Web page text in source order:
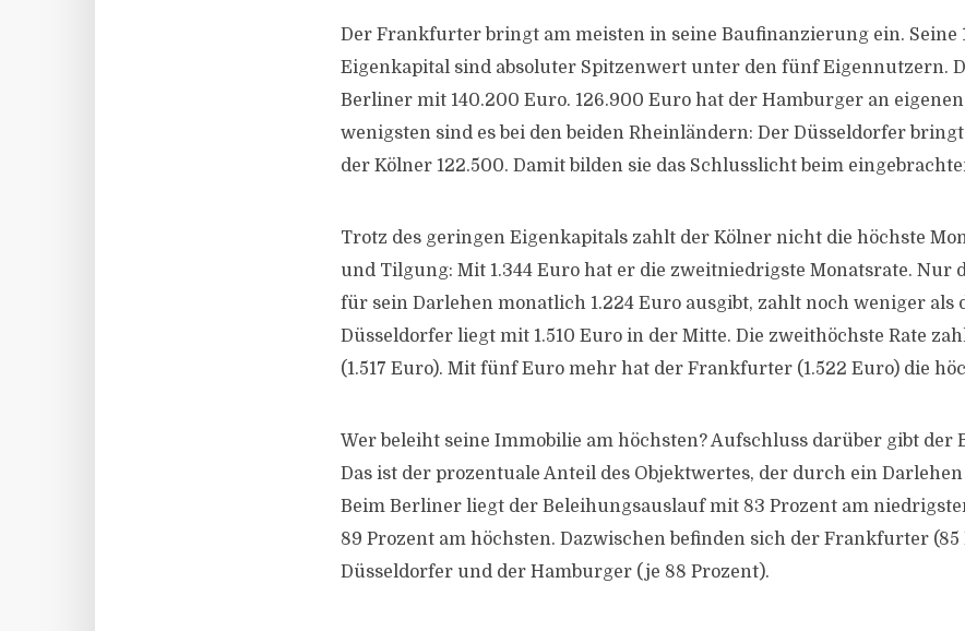
Der Frankfurter bringt am meisten in seine Baufinanzierung ein. Seine
Eigenkapital sind absoluter Spitzenwert unter den fünf Eigennutzern.
Berliner mit 140.200 Euro. 126.900 Euro hat der Hamburger an
wenigsten sind es bei den beiden Rheinländern: Der Düsseldorfer
der Kölner 122.500. Damit bilden sie das Schlusslicht beim
Trotz des geringen Eigenkapitals zahlt der Kölner nicht die höchste
und Tilgung: Mit 1.344 Euro hat er die zweitniedrigste Monatsrate. Nur
für sein Darlehen monatlich 1.224 Euro ausgibt, zahlt noch weniger als
Düsseldorfer liegt mit 1.510 Euro in der Mitte. Die zweithöchste Rate
(1.517 Euro). Mit fünf Euro mehr hat der Frankfurter (1.522 Euro) die
Wer beleiht seine Immobilie am höchsten? Aufschluss darüber gibt der
Das ist der prozentuale Anteil des Objektwertes, der durch ein
Beim Berliner liegt der Beleihungsauslauf mit 83 Prozent am
89 Prozent am höchsten. Dazwischen befinden sich der Frankfurter (85
Düsseldorfer und der Hamburger (je 88 Prozent).